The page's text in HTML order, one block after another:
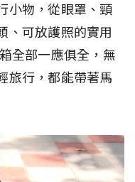
小物，從眼罩、頸
、可放護照的實用
全部一應俱全，無
旅行，都能帶著馬